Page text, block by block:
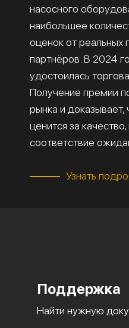
насосного
наибольшее
оценок от реальных
партнёров. В 2024
удостоилась
Получение премии
рынка и доказывает,
ценится за
соответствие
Узнать
Поддержка
Найти нужную